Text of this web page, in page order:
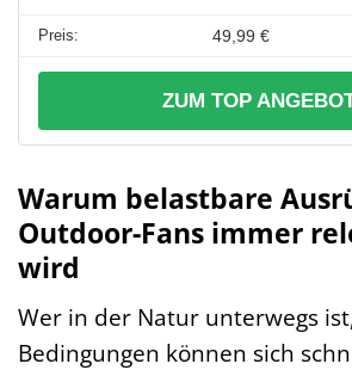
49,99 €
ZUM TOP
Warum belastbare
Outdoor-Fans immer
wird
Wer in der Natur unterwegs
Bedingungen können sich